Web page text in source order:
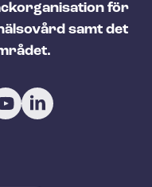
för
samt det